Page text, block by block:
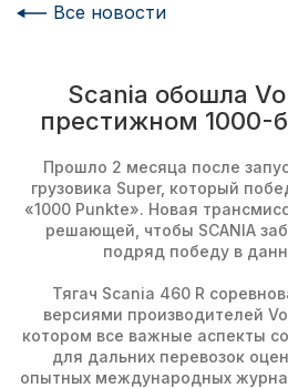
Все новости
Scania обошла
престижном 1000-
Прошло 2 месяца после
грузовика Super, который
«1000 Punkte». Новая
решающей, чтобы SCANIA
подряд победу в
Тягач Scania 460 R
версиями производителей
котором все важные аспекты
для дальних перевозок
опытных международных